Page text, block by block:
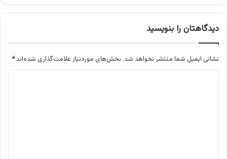
دیدگاهتان را بنویسید
نشانی ایمیل شما منتشر نخواهد شد. بخش‌های موردنیاز علامت‌گذاری شده‌اند*